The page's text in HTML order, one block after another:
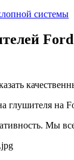
системы
Ford
глушителя на
Мы